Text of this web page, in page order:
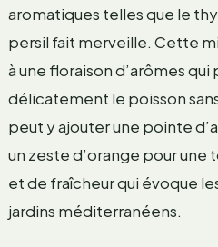
aromatiques telles que le
persil fait merveille. Cette
à une floraison d’arômes
délicatement le poisson
peut y ajouter une pointe
un zeste d’orange pour une
et de fraîcheur qui évoque
jardins méditerranéens.